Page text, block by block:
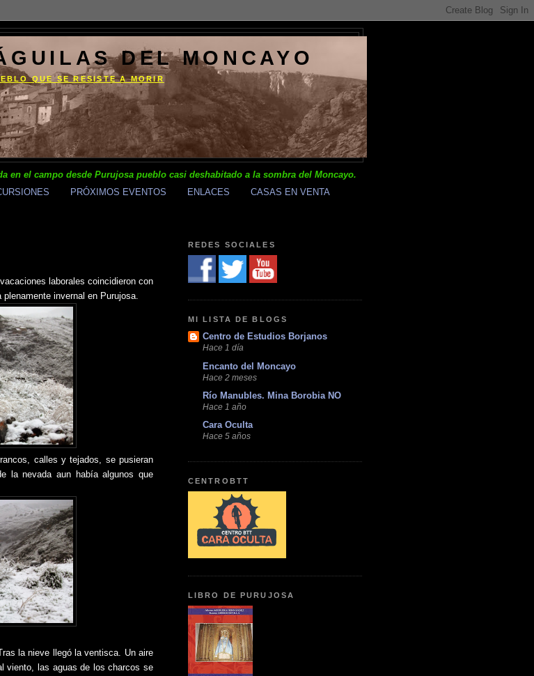
DEL MONCAYO
QUE SE RESISTE A MORIR
en el campo desde Purujosa pueblo casi deshabitado a la sombra del Moncayo.
PRÓXIMOS EVENTOS ENLACES CASAS EN VENTA
laborales coincidieron con
invernal en Purujosa.
calles y tejados, se pusieran
la nevada aun había algunos que
la nieve llegó la ventisca. Un aire
viento, las aguas de los charcos se
REDES SOCIALES
MI LISTA DE BLOGS
Centro de Estudios Borjanos
Hace 1 día
Encanto del Moncayo
Hace 2 meses
Río Manubles. Mina Borobia NO
Hace 1 año
Cara Oculta
Hace 5 años
CENTROBTT
LIBRO DE PURUJOSA